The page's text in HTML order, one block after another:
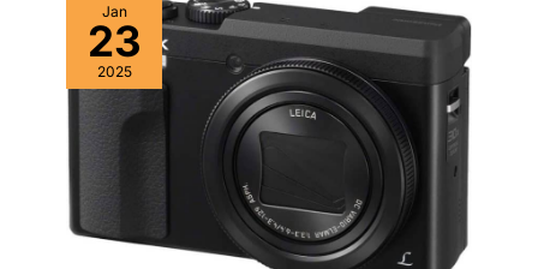
Jan
23
2025